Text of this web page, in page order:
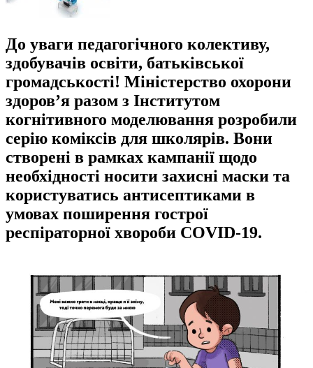
До уваги педагогічного колективу,
здобувачів освіти, батьківської
громадськості! Міністерство охорони
здоров’я разом з Інститутом
когнітивного моделювання розробили
серію коміксів для школярів. Вони
створені в рамках кампанії щодо
необхідності носити захисні маски та
користуватись антисептиками в
умовах поширення гострої
респіраторної хвороби COVID-19.